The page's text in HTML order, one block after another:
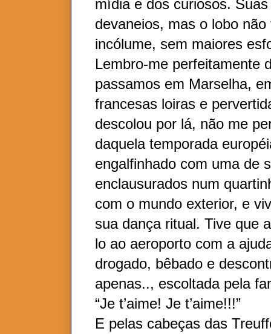
mídia e dos curiosos.
devaneios, mas o lobo
incólume, sem maiores
Lembro-me perfeitamente
passamos em Marselha,
francesas loiras e
descolou por lá, não me
daquela temporada
engalfinhado com uma de
enclausurados num
com o mundo exterior, e
sua dança ritual. Tive que
lo ao aeroporto com a
drogado, bêbado e
apenas.., escoltada pela
“Je t’aime! Je t’aime!!!”
E pelas cabeças das